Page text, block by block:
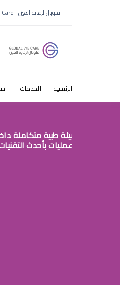
قلوبال لرعاية العين | Global Eye Care
الرئيسية الخدمات
بيئة طبية متكاملة
عمليات بأحدث